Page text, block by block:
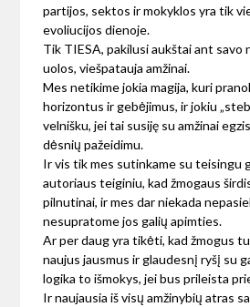
partijos, sektos ir mokyklos yra tik
evoliucijos dienoje.
Tik TIESA, pakilusi aukštai ant savo
uolos, viešpatauja amžinai.
Mes netikime jokia magija, kuri
horizontus ir gebėjimus, ir jokiu
velnišku, jei tai susiję su amžinai
dėsnių pažeidimu.
Ir vis tik mes sutinkame su teisingu
autoriaus teiginiu, kad žmogaus
pilnutinai, ir mes dar niekada
nesupratome jos galių apimties.
Ar per daug yra tikėti, kad žmogus
naujus jausmus ir glaudesnį ryšį su
logika to išmokys, jei bus prileista
Ir naujausia iš visų amžinybių atras